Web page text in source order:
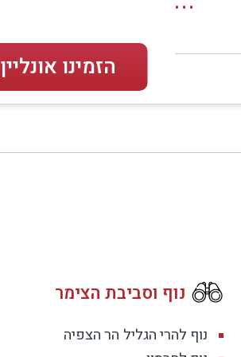
הזמינו אונליין
נוף וסביבת הצימר
נוף להרי הגליל הר הצפיה